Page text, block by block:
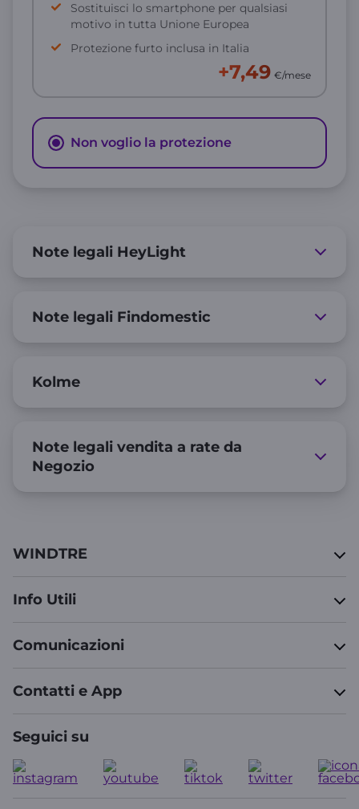
Sostituisci lo smartphone per qualsiasi
motivo in tutta Unione Europea
Protezione furto inclusa in Italia
+7,49 €/mese
Non voglio la protezione
Note legali HeyLight
Note legali Findomestic
Kolme
Note legali vendita a rate da
Negozio
WINDTRE
Info Utili
Comunicazioni
Contatti e App
Seguici su